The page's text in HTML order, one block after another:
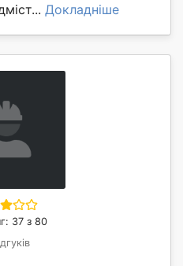
Докладніше
37 з 80